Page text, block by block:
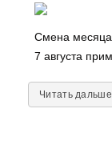
Смена
7 августа
Читать